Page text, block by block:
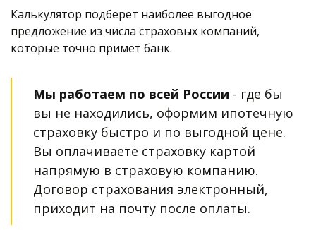
Калькулятор подберет наиболее выгодное
предложение из числа страховых компаний,
которые точно примет банк.
Мы работаем по всей России - где бы
вы не находились, оформим ипотечную
страховку быстро и по выгодной цене.
Вы оплачиваете страховку картой
напрямую в страховую компанию.
Договор страхования электронный,
приходит на почту после оплаты.